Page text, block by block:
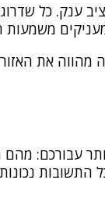
ענק. כל
את האזור
עבורכם: